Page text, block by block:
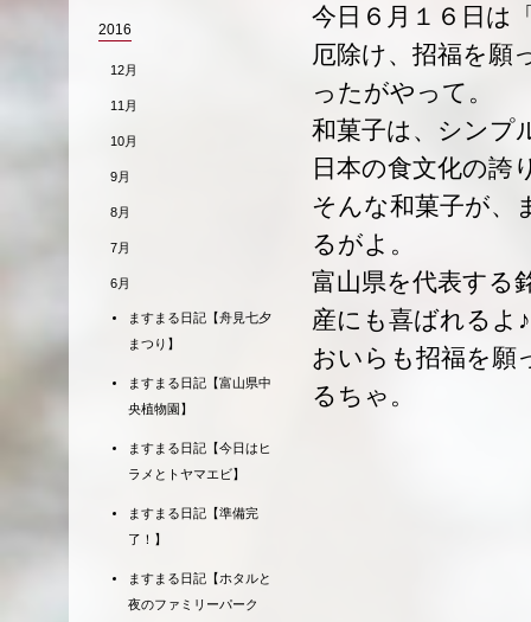
今日６月１６日は
厄除け、招福を願
ったがやって。
和菓子は、シンプ
日本の食文化の誇
そんな和菓子が、
るがよ。
富山県を代表する
産にも喜ばれるよ♪
おいらも招福を願
るちゃ。
2016
12月
11月
10月
9月
8月
7月
6月
ますまる日記【舟見七夕
まつり】
ますまる日記【富山県中
央植物園】
ますまる日記【今日はヒ
ラメとトヤマエビ】
ますまる日記【準備完
了！】
ますまる日記【ホタルと
夜のファミリーパーク